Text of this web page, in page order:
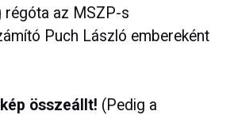
régóta az MSZP-s
Puch László embereként
összeállt! (Pedig a